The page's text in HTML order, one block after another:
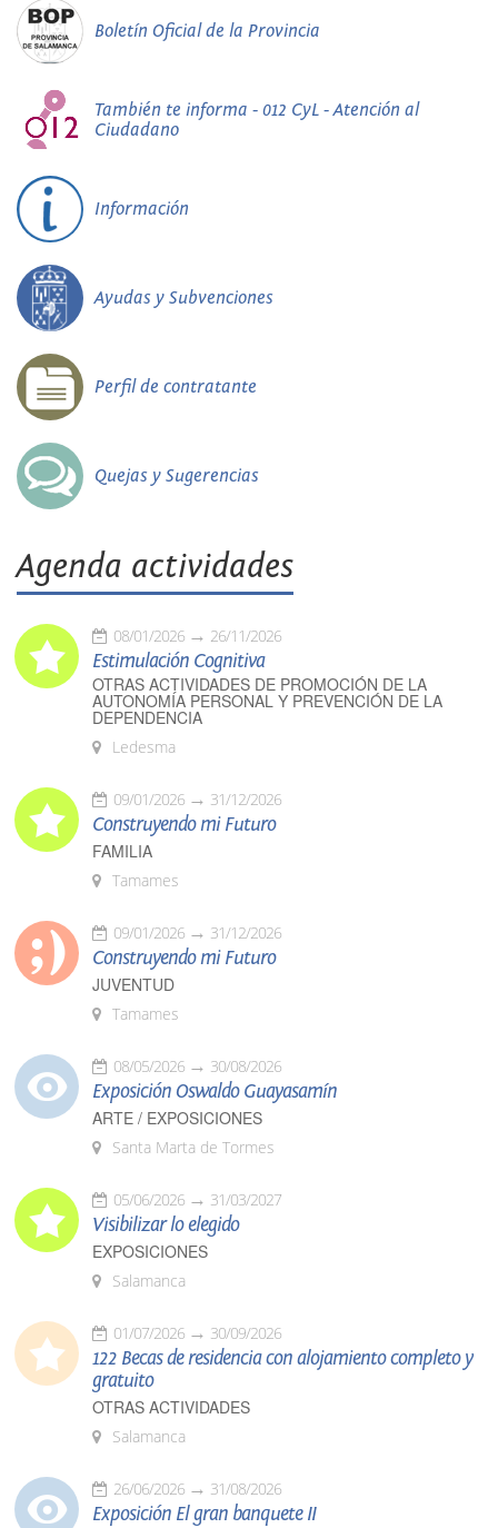
Boletín Oficial de la Provincia
También te informa - 012 CyL - Atención al
Ciudadano
Información
Ayudas y Subvenciones
Perfil de contratante
Quejas y Sugerencias
Agenda actividades
08/01/2026 26/11/2026
Estimulación Cognitiva
OTRAS ACTIVIDADES DE PROMOCIÓN DE LA
AUTONOMÍA PERSONAL Y PREVENCIÓN DE LA
DEPENDENCIA
Ledesma
09/01/2026 31/12/2026
Construyendo mi Futuro
FAMILIA
Tamames
09/01/2026 31/12/2026
Construyendo mi Futuro
JUVENTUD
Tamames
08/05/2026 30/08/2026
Exposición Oswaldo Guayasamín
ARTE / EXPOSICIONES
Santa Marta de Tormes
05/06/2026 31/03/2027
Visibilizar lo elegido
EXPOSICIONES
Salamanca
01/07/2026 30/09/2026
122 Becas de residencia con alojamiento completo y
gratuito
OTRAS ACTIVIDADES
Salamanca
26/06/2026 31/08/2026
Exposición El gran banquete II